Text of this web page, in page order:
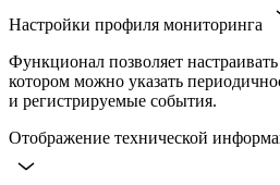
Настройки профиля мониторинга
Функционал позволяет
котором можно указать
и регистрируемые события.
Отображение технической